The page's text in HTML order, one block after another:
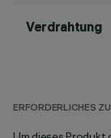
Verdrahtung
ERFORDERLICHES